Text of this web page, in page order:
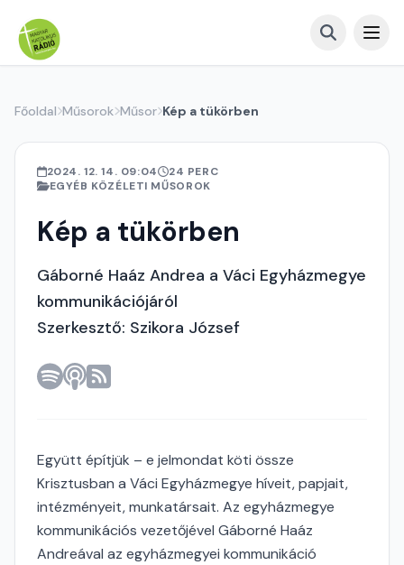
Főoldal Műsorok Műsor Kép a tükörben
2024. 12. 14. 09:04
24 PERC
EGYÉB KÖZÉLETI MŰSOROK
Kép a tükörben
Gáborné Haáz Andrea a Váci Egyházmegye
kommunikációjáról
Szerkesztő: Szikora József
Együtt építjük – e jelmondat köti össze
Krisztusban a Váci Egyházmegye híveit, papjait,
intézményeit, munkatársait. Az egyházmegye
kommunikációs vezetőjével Gáborné Haáz
Andreával az egyházmegyei kommunikáció